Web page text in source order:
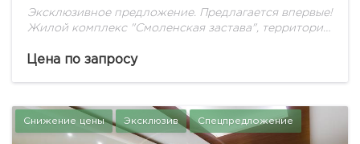
Эксклюзивное предложение. Предлагается впервые!
Жилой комплекс "Смоленская застава", территория
парковка, пропускная система. Квартира с
Цена по запросу
Снижение цены Эксклюзив Спецпредложение